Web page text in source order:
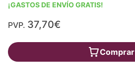
¡GASTOS DE ENVÍO GRATIS!
PVP. 37,70€
Comprar